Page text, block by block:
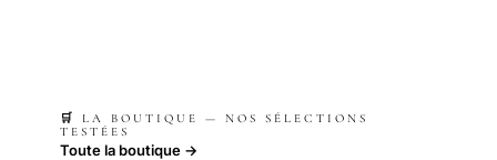
🛒 LA BOUTIQUE — NOS SÉLECTIONS
TESTÉES
Toute la boutique →